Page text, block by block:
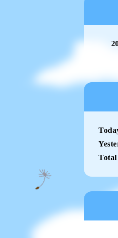
Total